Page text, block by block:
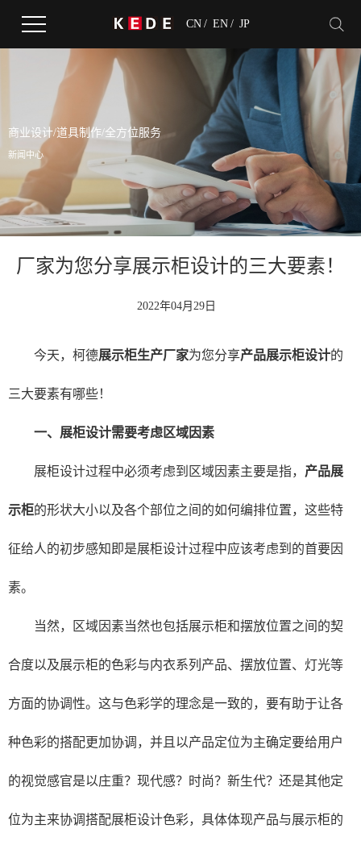
CN / EN / JP
商业设计/道具制作/全方位服务
新闻中心
厂家为您分享展示柜设计的三大要素！
2022年04月29日
今天，柯德展示柜生产厂家为您分享产品展示柜设计的
三大要素有哪些！
一、展柜设计需要考虑区域因素
展柜设计过程中必须考虑到区域因素主要是指， 产品展
示柜的形状大小以及各个部位之间的如何编排位置，这些特
征给人的初步感知即是展柜设计过程中应该考虑到的首要因
素。
当然，区域因素当然也包括展示柜和摆放位置之间的契
合度以及展示柜的色彩与内衣系列产品、摆放位置、灯光等
方面的协调性。这与色彩学的理念是一致的，要有助于让各
种色彩的搭配更加协调，并且以产品定位为主确定要给用户
的视觉感官是以庄重？现代感？时尚？新生代？还是其他定
位为主来协调搭配展柜设计色彩，具体体现产品与展示柜的